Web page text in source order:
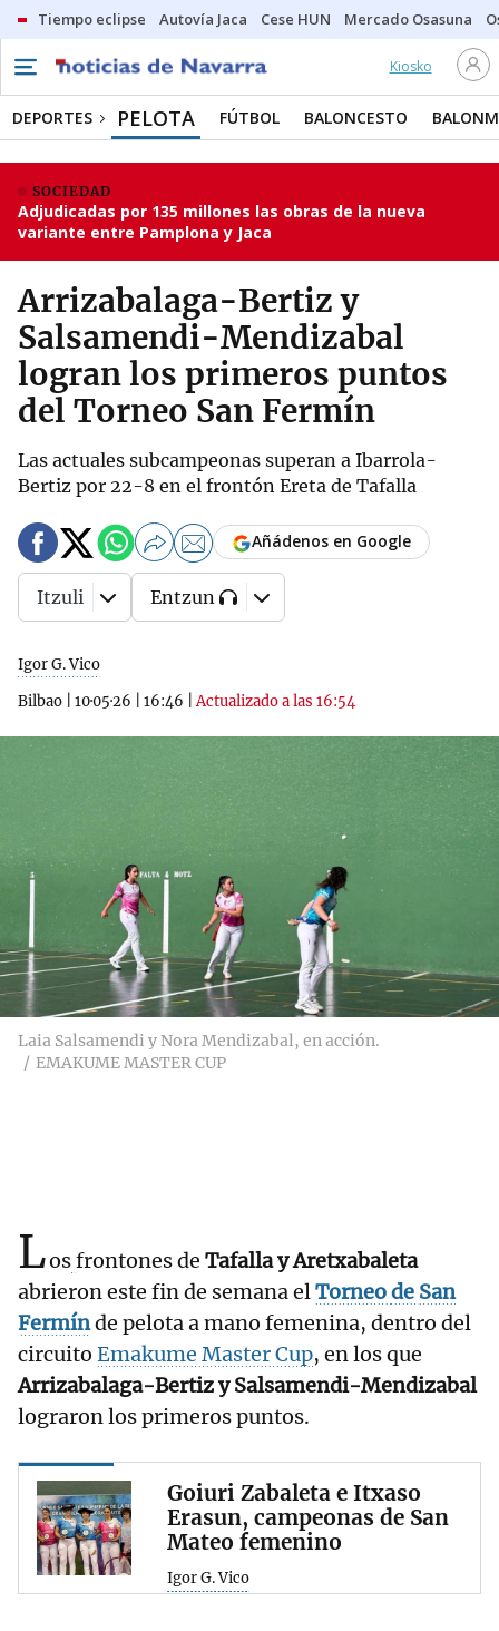
Tiempo eclipse Autovía Jaca Cese HUN Mercado Osasuna
Kiosko
DEPORTES PELOTA FÚTBOL BALONCESTO
SOCIEDAD
Adjudicadas por 135 millones las obras de la nueva
variante entre Pamplona y Jaca
Arrizabalaga-Bertiz y
Salsamendi-Mendizabal
logran los primeros puntos
del Torneo San Fermín
Las actuales subcampeonas superan a Ibarrola-
Bertiz por 22-8 en el frontón Ereta de Tafalla
Igor G. Vico
Bilbao
10·05·26 16:46 |Actualizado a las 16:54
Añádenos en Google
Itzuli Entzun
Laia Salsamendi y Nora Mendizabal, en acción.
EMAKUME MASTER CUP
Losfrontones de Tafalla y Aretxabaleta
abrieron este fin de semana elTorneode San
Fermínde pelota a mano femenina, dentro del
circuito Emakume Master Cup, en los que
Arrizabalaga-Bertiz y Salsamendi-Mendizabal
lograron los primeros puntos.
Goiuri Zabaleta e Itxaso
Erasun, campeonas de San
Mateo femenino
Igor G. Vico